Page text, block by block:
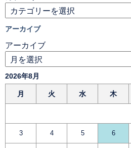
アーカイブ
アーカイブ
2026年8月
月 火 水 木
3 4 5 6